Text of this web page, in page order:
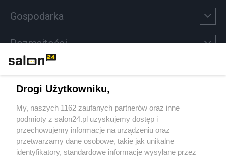
Gospodarka
Rozmaitości
Sport
Społeczeństwo
Kultura
Drogi Użytkowniku,
My, naszych 1162 zaufanych partnerów oraz inne
podmioty z salon24.pl uzyskujemy dostęp i
przechowujemy informacje na urządzeniu oraz
przetwarzamy dane osobowe, takie jak unikalne
identyfikatory, standardowe informacje wysyłane przez